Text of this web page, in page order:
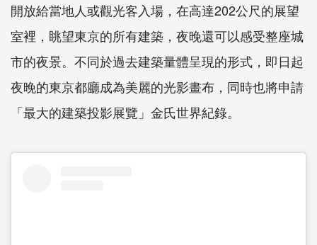
開放給當地人或觀光客入場，在高達202公尺的展望
室裡，眺望東京的所有建築，夜晚還可以感受整座城
市的夜景。不同於過去建築量體呈現的形式，即日起
夜晚的東京都廳成為美麗的光影畫布，同時也將申請
「最大的建築投影展覽」金氏世界紀錄。